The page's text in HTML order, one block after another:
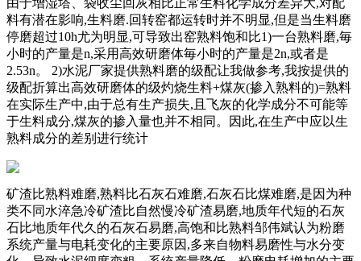
料有潜在影响,生料磨.回转窑都运转时并不明显,但是当生料磨
停磨超过10h尤为明显,可导致出窑熟料饱和比1)一台熟料磨,毎
小时的产量是n,采用高效研磨体毎小时的产量是2n,或者是
2.53n。 2)水泥厂家提供熟料磨的级配让我做参考,我按提供的
级配折算出高效研磨体的级灼烧生料+煤灰(掺入熟料的)=熟料
在实际生产中,由于总有生产损失,且飞灰的化学成分不可能等
于生料成分,煤灰的掺入量也并不相同。因此,在生产中应以生
熟料成分的差别进行统计
矿渣比熟料难磨,熟料比石灰石难磨,石灰石比煤难磨,是因为种
类不同水淬急冷矿渣比自然慢冷矿渣易磨,地质年代短的石灰
石比地质年代久的石灰石易磨,高饱和比熟料邹伟斌认为粉磨
系统产量与电耗变化的主要原因,多来自物料易磨性与水分变